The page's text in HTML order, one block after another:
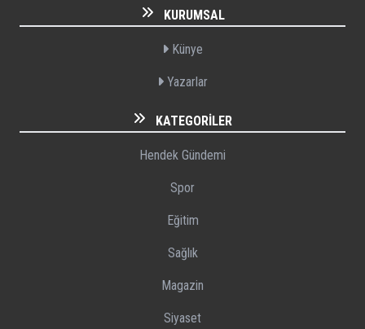
KURUMSAL
Künye
Yazarlar
KATEGORILER
Hendek Gündemi
Spor
Eğitim
Sağlık
Magazin
Siyaset